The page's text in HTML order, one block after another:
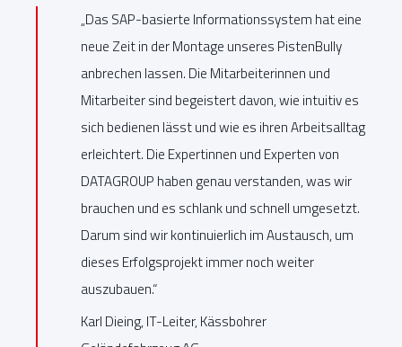
„Das SAP-basierte Informationssystem hat eine
neue Zeit in der Montage unseres PistenBully
anbrechen lassen. Die Mitarbeiterinnen und
Mitarbeiter sind begeistert davon, wie intuitiv es
sich bedienen lässt und wie es ihren Arbeitsalltag
erleichtert. Die Expertinnen und Experten von
DATAGROUP haben genau verstanden, was wir
brauchen und es schlank und schnell umgesetzt.
Darum sind wir kontinuierlich im Austausch, um
dieses Erfolgsprojekt immer noch weiter
auszubauen.“
Karl Dieing, IT-Leiter, Kässbohrer